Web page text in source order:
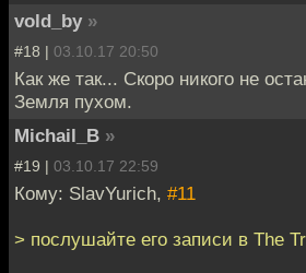
vold_by »
#18 | 03.10.17 20:50
Как же так... Скоро никого не
Земля пухом.
Michail_B »
#19 | 03.10.17 22:59
Кому: SlavYurich, #11
> послушайте его записи в The